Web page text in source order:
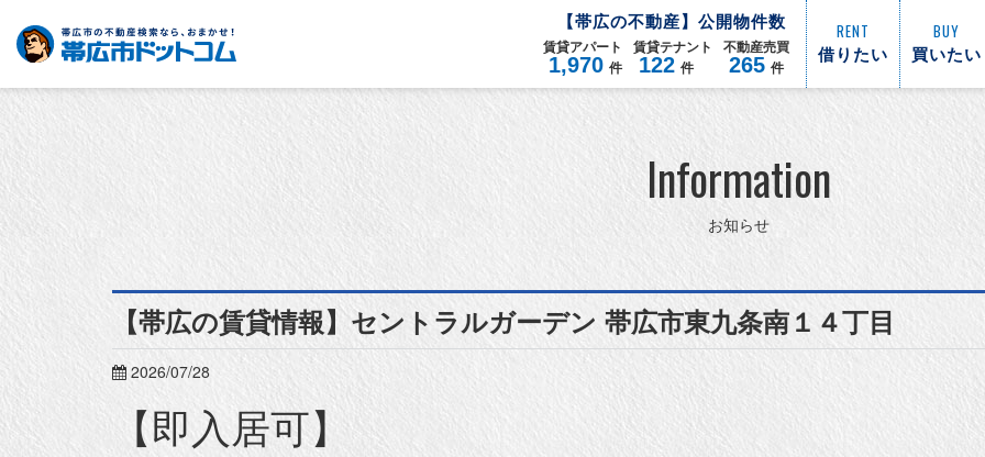
【帯広の不動産】公開物件数
賃貸アパート
1,970 件
賃貸テナント
122 件
不動産売買
265 件
RENT
借りたい
BUY
買いたい
Information
お知らせ
【帯広の賃貸情報】セントラルガーデン 帯広市東九条南１４丁目
2026/07/28
【即入居可】